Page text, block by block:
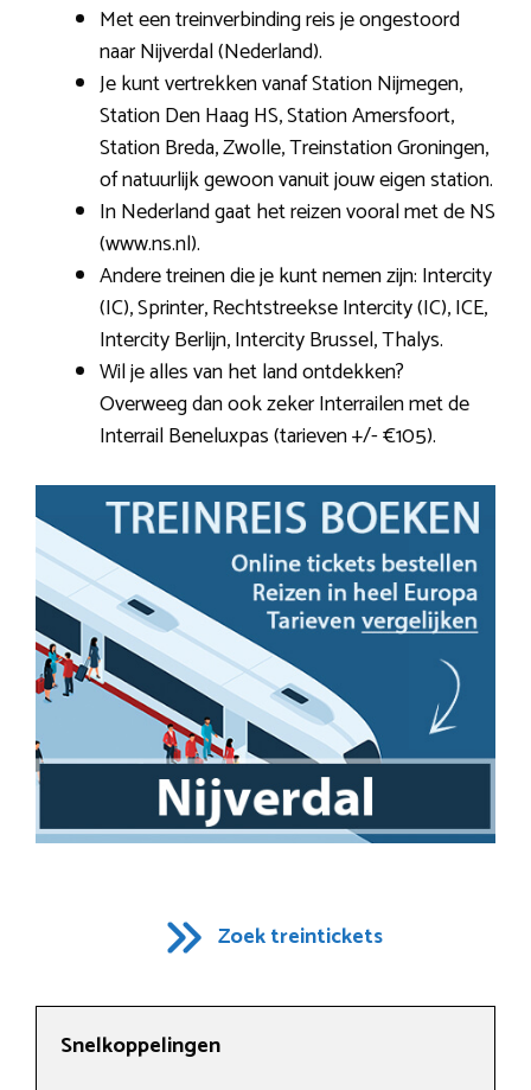
Met een treinverbinding reis je ongestoord
naar Nijverdal (Nederland).
Je kunt vertrekken vanaf Station Nijmegen,
Station Den Haag HS, Station Amersfoort,
Station Breda, Zwolle, Treinstation Groningen,
of natuurlijk gewoon vanuit jouw eigen station.
In Nederland gaat het reizen vooral met de NS
(www.ns.nl).
Andere treinen die je kunt nemen zijn: Intercity
(IC), Sprinter, Rechtstreekse Intercity (IC), ICE,
Intercity Berlijn, Intercity Brussel, Thalys.
Wil je alles van het land ontdekken?
Overweeg dan ook zeker Interrailen met de
Interrail Beneluxpas (tarieven +/- €105).
Zoek treintickets
Snelkoppelingen